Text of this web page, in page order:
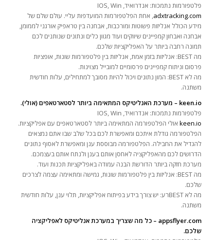
פלטפורמות נתמכות: אנדרואיד, IOS, Win
adxtracking.com, אחת הפלטפורמות המועדפות עליי. עולם שלם של
מידע הכולל אנליזות פשוטות ומורכבות, אבחנה בין טראפיק אורגני לממומן,
אבחנה ואבחון קמפיינים שיווקים ועוד מגוון כלים ונתונים שנותנים לכם
תמונה רחבה ביותר על האפליקציות שלכם.
מה BEST: אנליזות בזמן אמת, אנליזות בין פלטפורמות שונות, אופציות
פרסום וניתוח קמפיינים פרסומיים למובייל מצוינות.
מה לא BEST: המון נתונים ויכול להיות מסובך למתחילים, עלות חודשית
משתנה.
keen.io – מערכת האנליטיקס המתאימה ביותר לסטארטאפים (אולי).
פלטפורמות נתמכות: אנדרואיד, IOS, Win
keen.ioאולי הפלטפורמה המתאימה ביותר לסטארטאפים עם אפליקציות.
הפלטפורמה גודלת איתכם ומאפשרת לכם בכל שלב שבו אתם נמצאים
להגדיל את החבילה. הפלטפורמה מבוססת ענן ומאפשרת לאסוף נתונים
הדרושים לכם מהאפליקציה לאחסן אותם בענן ולנתח אותם בעצמכם.
מערכת חזקה ביותר הדורשת הבנה עמודה באפליקציות תכנות ועוד.
מה BEST: אנליזות בין פלטפורמות שונות, גמישה ומתאימה עצמה לצרכים
שלכם.
מה לא BESTרע: יש צורך בידע בפיתוח אפליקציות, תלוי ענן, עלות חודשית
משתנה.
appsflyer.com – כל מה שצריך במערכת אנליטיקס לאפליקציה
שלכם.